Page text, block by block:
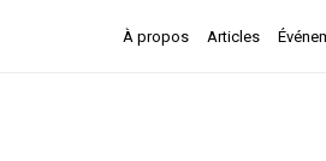
À propos Articles